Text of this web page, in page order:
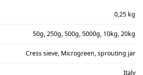
0,25 kg
50g, 250g, 500g, 5000g, 10kg, 20kg
Cress sieve, Microgreen, sprouting jar
Italy